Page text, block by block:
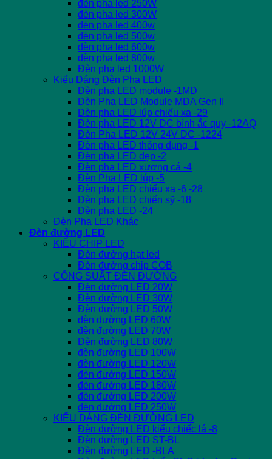
đèn pha led 250W
đèn pha led 300W
đèn pha led 400w
đèn pha led 500w
đèn pha led 600w
đèn pha led 800w
Đèn pha led 1000W
Kiểu Dáng Đèn Pha LED
Đèn pha LED module -1MD
Đèn Pha LED Module MDA Gen II
Đèn pha LED lúp chiếu xa -29
Đèn pha LED 12V DC bình ắc quy -12AQ
Đèn Pha LED 12V 24V DC -1224
Đèn pha LED thông dụng -1
Đèn pha LED dẹp -2
Đèn pha LED xương cá -4
Đèn Pha LED lúp -5
Đèn pha LED chiếu xa -6 -28
Đèn pha LED chiến sỹ -18
Đèn pha LED -24
Đèn Pha LED Khác
Đèn đường LED
KIỂU CHIP LED
Đèn đường hạt led
Đèn đường chip COB
CÔNG SUẤT ĐÈN ĐƯỜNG
Đèn đường LED 20W
Đèn đường LED 30W
Đèn đường LED 50W
đèn đường LED 60W
đèn đường LED 70W
Đèn đường LED 80W
đèn đường LED 100W
đèn đường LED 120W
đèn đường LED 150W
đèn đường LED 180W
đèn đường LED 200W
đèn đường LED 250W
KIỂU DÁNG ĐÈN ĐƯỜNG LED
Đèn đường LED kiểu chiếc lá -8
Đèn đường LED ST-BL
Đèn đường LED -BLA